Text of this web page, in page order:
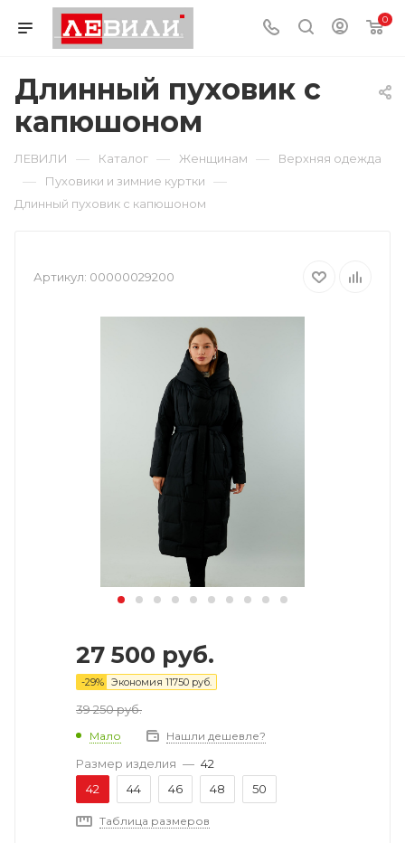
0
Длинный пуховик с
капюшоном
ЛЕВИЛИ — Каталог — Женщинам — Верхняя одежда
— Пуховики и зимние куртки —
Длинный пуховик с капюшоном
Артикул: 00000029200
27 500 руб.
-29% Экономия 11750 руб.
39 250руб.
Мало Нашли дешевле?
Размер изделия — 42
42
44 46 48 50
Таблица размеров